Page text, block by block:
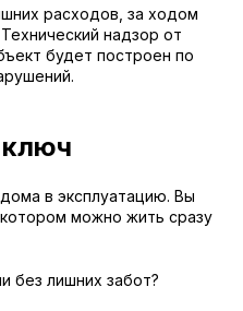
расходов, за ходом
надзор от
будет построен по
в эксплуатацию. Вы
можно жить сразу
без лишних забот?